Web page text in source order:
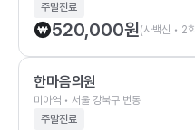
주말진료
520,000원(사백신 • 2
한마음의원
미아역 • 서울 강북구 번동
주말진료